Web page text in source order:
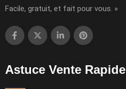
Facile, gratuit, et fait pour vous. »
Astuce Vente Rapide